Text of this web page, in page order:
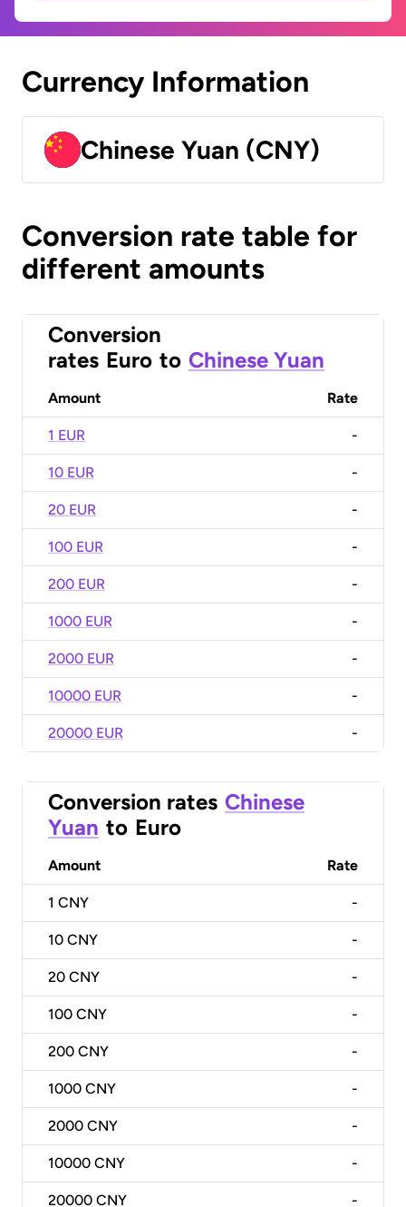
Currency Information
Chinese Yuan (CNY)
Conversion rate table for
different amounts
Conversion
rates Euro to Chinese Yuan
Amount Rate
1 EUR -
10 EUR -
20 EUR -
100 EUR -
200 EUR -
1000 EUR -
2000 EUR -
10000 EUR -
20000 EUR -
Conversion rates Chinese
Yuan to Euro
Amount Rate
1 CNY -
10 CNY -
20 CNY -
100 CNY -
200 CNY -
1000 CNY -
2000 CNY -
10000 CNY -
20000 CNY -